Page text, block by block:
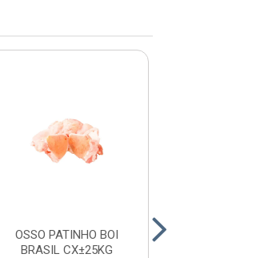
OSSO PATINHO BOI
BRASIL CX±25KG